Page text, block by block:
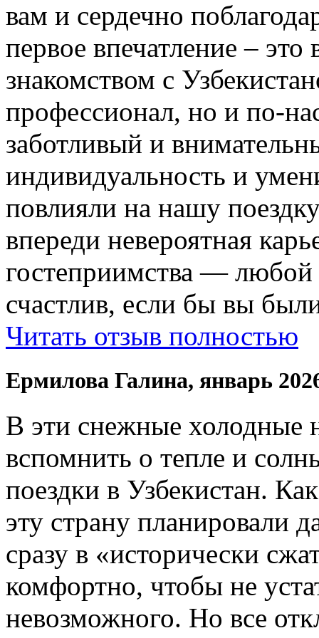
вам и сердечно
первое впечатление –
знакомством с
профессионал, но и по-
заботливый и
индивидуальность и
повлияли на нашу
впереди невероятная
гостеприимства —
счастлив, если бы вы
Читать отзыв полностью
Ермилова Галина, январь
В эти снежные холодные
вспомнить о тепле и
поездки в Узбекистан.
эту страну планировали
сразу в «исторически
комфортно, чтобы не
невозможного. Но все